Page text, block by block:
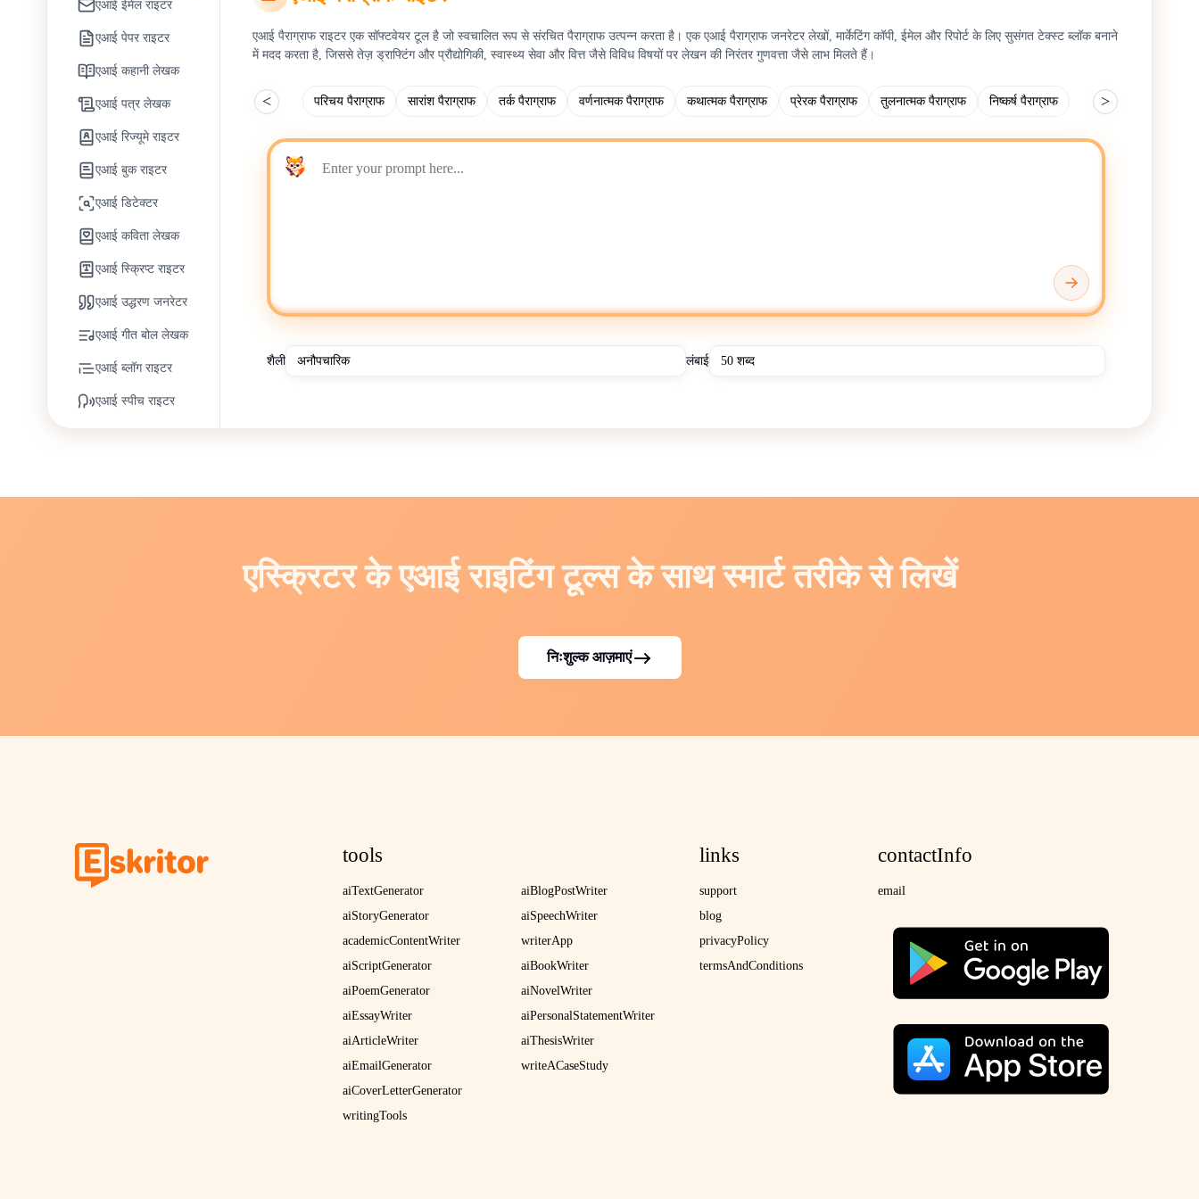
एआई ईमेल राइटर
एआई पेपर राइटर
एआई कहानी लेखक
एआई पत्र लेखक
एआई रिज्यूमे राइटर
एआई बुक राइटर
एआई डिटेक्टर
एआई कविता लेखक
एआई स्क्रिप्ट राइटर
एआई उद्धरण जनरेटर
एआई गीत बोल लेखक
एआई ब्लॉग राइटर
एआई स्पीच राइटर
एआई पैराग्राफ राइटर एक सॉफ्टवेयर टूल है जो स्वचालित रूप से संरचित पैराग्राफ उत्पन्न करता है। एक एआई पैराग्राफ जनरेटर लेखों, मार्केटिंग कॉपी, ईमेल और रिपोर्ट के लिए सुसंगत टेक्स्ट ब्लॉक बनाने
में मदद करता है, जिससे तेज़ ड्राफ्टिंग और प्रौद्योगिकी, स्वास्थ्य सेवा और वित्त जैसे विविध विषयों पर लेखन की निरंतर गुणवत्ता जैसे लाभ मिलते हैं।
< परिचय पैराग्राफ सारांश पैराग्राफ तर्क पैराग्राफ वर्णनात्मक पैराग्राफ कथात्मक पैराग्राफ प्रेरक पैराग्राफ तुलनात्मक पैराग्राफ निष्कर्ष पैराग्राफ >
शैली लंबाई
एस्क्रिटर के एआई राइटिंग टूल्स के साथ स्मार्ट तरीके से लिखें
निःशुल्क आज़माएं
tools
aiTextGenerator
aiStoryGenerator
academicContentWriter
aiScriptGenerator
aiPoemGenerator
aiEssayWriter
aiArticleWriter
aiEmailGenerator
aiCoverLetterGenerator
writingTools
aiBlogPostWriter
aiSpeechWriter
writerApp
aiBookWriter
aiNovelWriter
aiPersonalStatementWriter
aiThesisWriter
writeACaseStudy
links
support
blog
privacyPolicy
termsAndConditions
contactInfo
email